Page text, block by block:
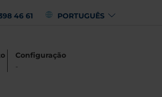
46 61 PORTUGUÊS
Configuração
-